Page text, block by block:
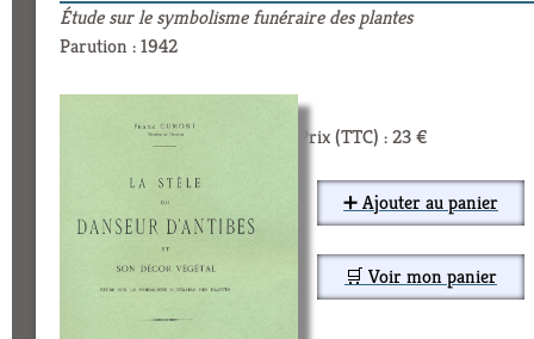
Étude sur le symbolisme funéraire des plantes
Parution : 1942
Prix (TTC) : 23 €
➕ Ajouter au panier
🛒 Voir mon panier